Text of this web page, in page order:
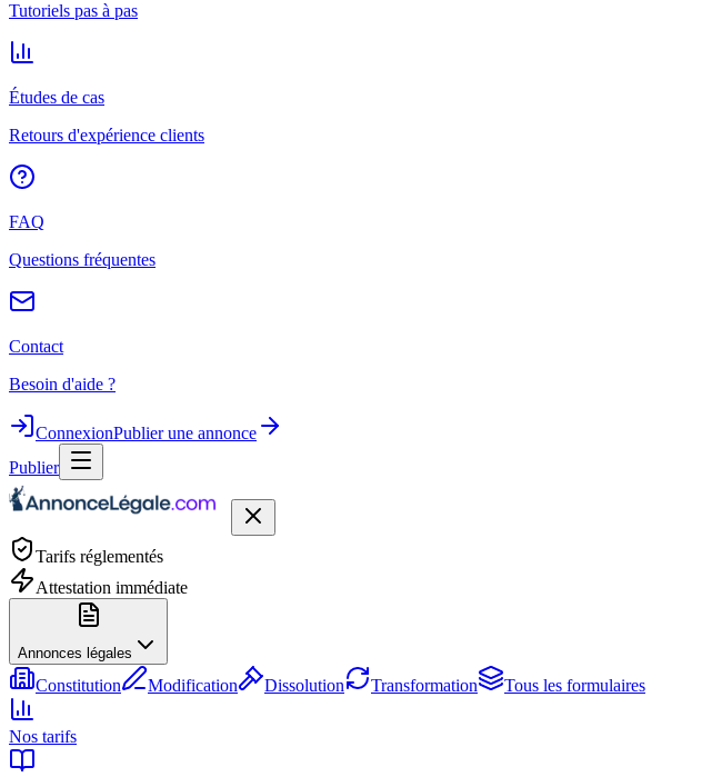
Tutoriels pas à pas
Études de cas
Retours d'expérience clients
FAQ
Questions fréquentes
Contact
Besoin d'aide ?
ConnexionPublier une annonce
Publier
Tarifs réglementés
Attestation immédiate
Annonces légales
Constitution Modification Dissolution Transformation Tous les formulaires
Nos tarifs